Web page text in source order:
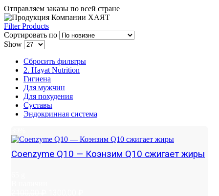
Отправляем заказы по всей стране
Filter Products
Сортировать по
Show
Сбросить фильтры
2. Hayat Nutrition
Гигиена
Для мужчин
Для похудения
Суставы
Эндокринная система
Coenzyme Q10 — Коэнзим Q10 сжигает жиры